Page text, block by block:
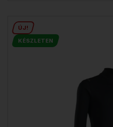
ÚJ!
KÉSZLETEN